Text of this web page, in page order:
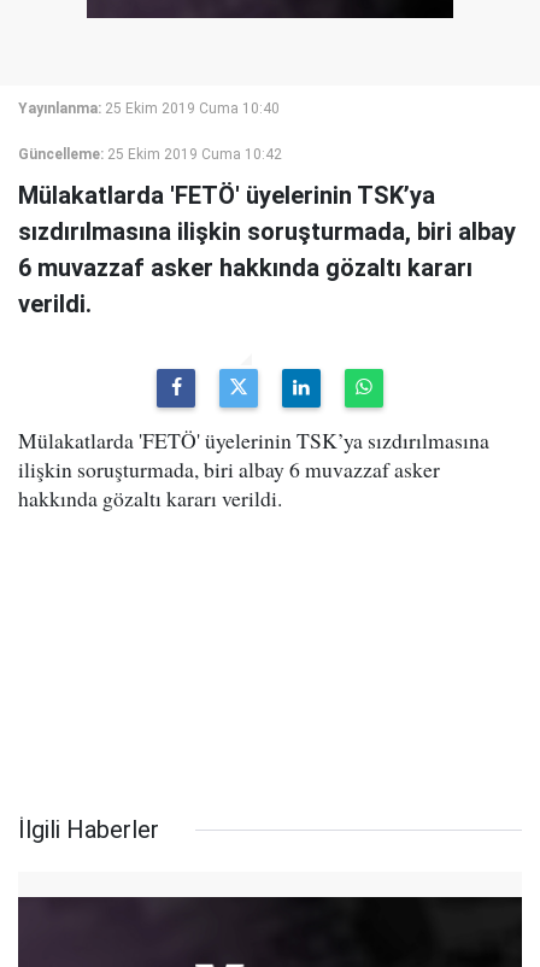
Yayınlanma: 25 Ekim 2019 Cuma 10:40
Güncelleme: 25 Ekim 2019 Cuma 10:42
Mülakatlarda 'FETÖ' üyelerinin TSK’ya
sızdırılmasına ilişkin soruşturmada, biri albay
6 muvazzaf asker hakkında gözaltı kararı
verildi.
Mülakatlarda 'FETÖ' üyelerinin TSK’ya sızdırılmasına
ilişkin soruşturmada, biri albay 6 muvazzaf asker
hakkında gözaltı kararı verildi.
İlgili Haberler